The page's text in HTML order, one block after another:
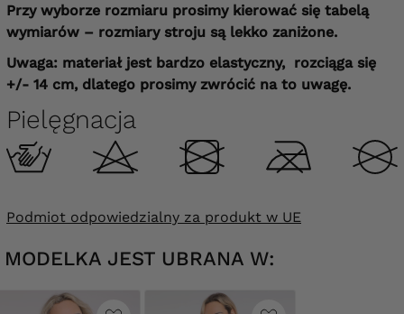
Przy wyborze rozmiaru prosimy kierować się tabelą
wymiarów – rozmiary stroju są lekko zaniżone.
Uwaga: materiał jest bardzo elastyczny, rozciąga się
+/- 14 cm, dlatego prosimy zwrócić na to uwagę.
Pielęgnacja
Podmiot odpowiedzialny za produkt w UE
MODELKA JEST UBRANA W: